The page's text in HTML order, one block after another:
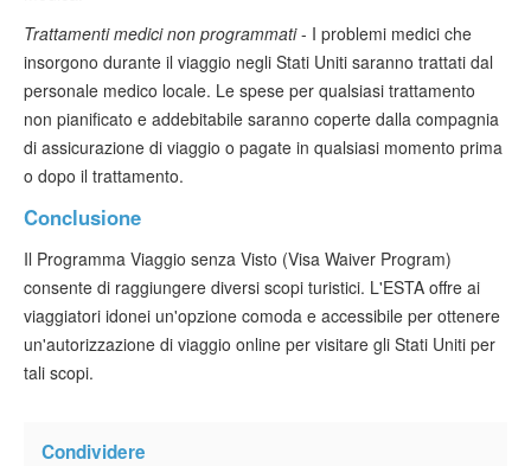
Trattamenti medici non programmati- I problemi medici che
insorgono durante il viaggio negli Stati Uniti saranno trattati dal
personale medico locale. Le spese per qualsiasi trattamento
non pianificato e addebitabile saranno coperte dalla compagnia
di assicurazione di viaggio o pagate in qualsiasi momento prima
o dopo il trattamento.
Conclusione
Il Programma Viaggio senza Visto (Visa Waiver Program)
consente di raggiungere diversi scopi turistici. L'ESTA offre ai
viaggiatori idonei un'opzione comoda e accessibile per ottenere
un'autorizzazione di viaggio online per visitare gli Stati Uniti per
tali scopi.
Condividere